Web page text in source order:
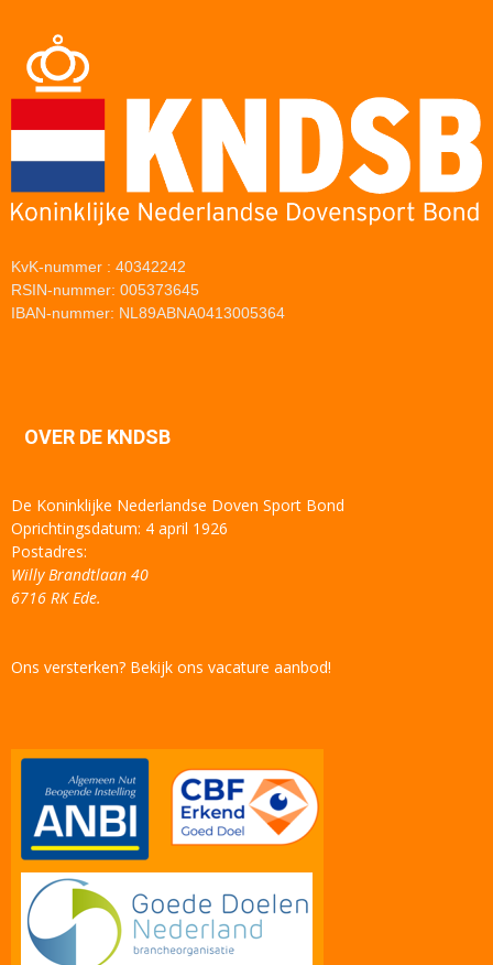
KvK-nummer : 40342242
RSIN-nummer: 005373645
IBAN-nummer: NL89ABNA0413005364
OVER DE KNDSB
De Koninklijke Nederlandse Doven Sport Bond
Oprichtingsdatum: 4 april 1926
Postadres:
Willy Brandtlaan 40
6716 RK Ede.
Ons versterken? Bekijk ons vacature aanbod!